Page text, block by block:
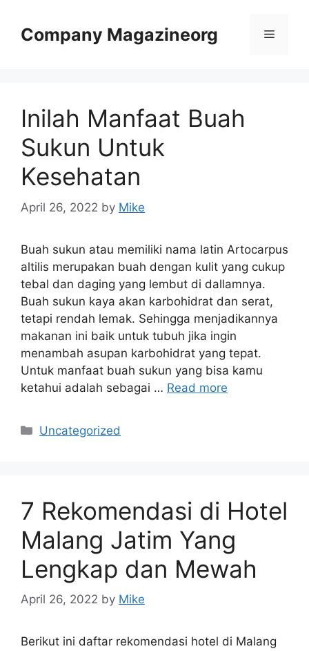
contentCompany Magazineorg Menu
Inilah Manfaat Buah
Sukun Untuk
Kesehatan
April 26, 2022 by Mike
Buah sukun atau memiliki nama latin Artocarpus
altilis merupakan buah dengan kulit yang cukup
tebal dan daging yang lembut di dallamnya.
Buah sukun kaya akan karbohidrat dan serat,
tetapi rendah lemak. Sehingga menjadikannya
makanan ini baik untuk tubuh jika ingin
menambah asupan karbohidrat yang tepat.
Untuk manfaat buah sukun yang bisa kamu
ketahui adalah sebagai … Read more
Categories
Uncategorized
7 Rekomendasi di Hotel
Malang Jatim Yang
Lengkap dan Mewah
April 26, 2022 by Mike
Berikut ini daftar rekomendasi hotel di Malang